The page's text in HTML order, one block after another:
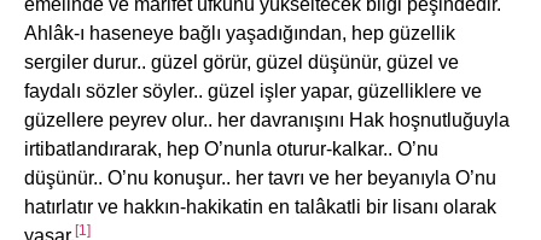
emelinde ve mârifet ufkunu yükseltecek bilgi peşindedir.
Ahlâk-ı haseneye bağlı yaşadığından, hep güzellik
sergiler durur.. güzel görür, güzel düşünür, güzel ve
faydalı sözler söyler.. güzel işler yapar, güzelliklere ve
güzellere peyrev olur.. her davranışını Hak hoşnutluğuyla
irtibatlandırarak, hep O’nunla oturur-kalkar.. O’nu
düşünür.. O’nu konuşur.. her tavrı ve her beyanıyla O’nu
hatırlatır ve hakkın-hakikatin en talâkatli bir lisanı olarak
[1]